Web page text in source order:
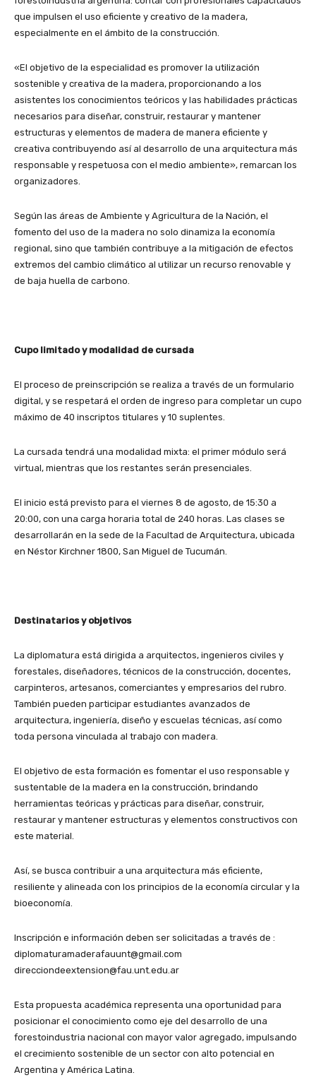
que impulsen el uso eficiente y creativo de la madera,
especialmente en el ámbito de la construcción.
«El objetivo de la especialidad es promover la utilización
sostenible y creativa de la madera, proporcionando a los
asistentes los conocimientos teóricos y las habilidades prácticas
necesarios para diseñar, construir, restaurar y mantener
estructuras y elementos de madera de manera eficiente y
creativa contribuyendo así al desarrollo de una arquitectura más
responsable y respetuosa con el medio ambiente», remarcan los
organizadores.
Según las áreas de Ambiente y Agricultura de la Nación, el
fomento del uso de la madera no solo dinamiza la economía
regional, sino que también contribuye a la mitigación de efectos
extremos del cambio climático al utilizar un recurso renovable y
de baja huella de carbono.
Cupo limitado y modalidad de cursada
El proceso de preinscripción se realiza a través de un formulario
digital, y se respetará el orden de ingreso para completar un cupo
máximo de 40 inscriptos titulares y 10 suplentes.
La cursada tendrá una modalidad mixta: el primer módulo será
virtual, mientras que los restantes serán presenciales.
El inicio está previsto para el viernes 8 de agosto, de 15:30 a
20:00, con una carga horaria total de 240 horas. Las clases se
desarrollarán en la sede de la Facultad de Arquitectura, ubicada
en Néstor Kirchner 1800, San Miguel de Tucumán.
Destinatarios y objetivos
La diplomatura está dirigida a arquitectos, ingenieros civiles y
forestales, diseñadores, técnicos de la construcción, docentes,
carpinteros, artesanos, comerciantes y empresarios del rubro.
También pueden participar estudiantes avanzados de
arquitectura, ingeniería, diseño y escuelas técnicas, así como
toda persona vinculada al trabajo con madera.
El objetivo de esta formación es fomentar el uso responsable y
sustentable de la madera en la construcción, brindando
herramientas teóricas y prácticas para diseñar, construir,
restaurar y mantener estructuras y elementos constructivos con
este material.
Así, se busca contribuir a una arquitectura más eficiente,
resiliente y alineada con los principios de la economía circular y la
bioeconomía.
Inscripción e información deben ser solicitadas a través de :
diplomaturamaderafauunt@gmail.com
direcciondeextension@fau.unt.edu.ar
Esta propuesta académica representa una oportunidad para
posicionar el conocimiento como eje del desarrollo de una
forestoindustria nacional con mayor valor agregado, impulsando
el crecimiento sostenible de un sector con alto potencial en
Argentina y América Latina.